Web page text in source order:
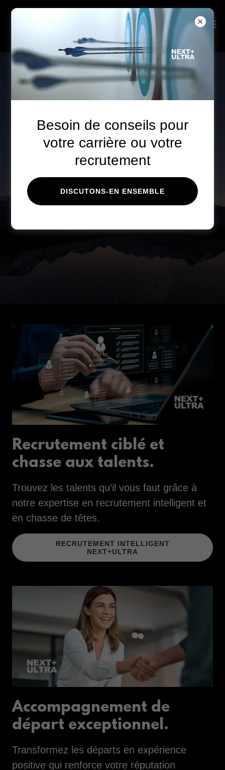
Un univers de talents à
explorer.
Recrutement intelligent &
transitions de carrière réussies.
Recrutement ciblé et
chasse aux talents.
Trouvez les talents qu’il vous faut grâce à
notre expertise en recrutement intelligent et
en chasse de têtes.
RECRUTEMENT INTELLIGENT
NEXT+ULTRA
Accompagnement de
départ exceptionnel.
Transformez les départs en expérience
positive qui renforce votre réputation
Besoin de conseils pour
votre carrière ou votre
recrutement
DISCUTONS-EN ENSEMBLE